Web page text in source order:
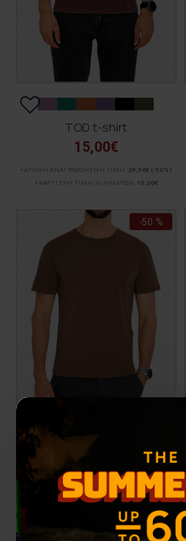
TOD t-shirt
15,00€
ΑΡΧΙΚΗ ΑΝΑΓΡΑΦΟΜΕΝΗ ΤΙΜΗ: 29,90€ (-50%)
ΚΑΛΥΤΕΡΗ ΤΙΜΗ 30 ΗΜΕΡΩΝ:
15,00€
-50 %
BERNARD t-shirt
ΑΡΧΙΚΗ ΑΝΑΓΡΑΦΟΜΕΝΗ ΤΙΜΗ:19,90€ (-50%)